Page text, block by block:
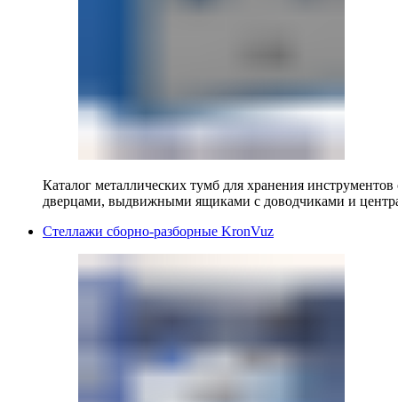
Каталог металлических тумб для хранения
дверцами, выдвижными ящиками с доводчиками и
Стеллажи сборно-разборные KronVuz